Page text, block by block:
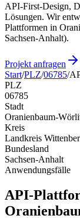
API-First-Design,
Lösungen. Wir
Plattformen in
Sachsen-Anhalt).
Projekt anfragen
Start/PLZ/06785/
PLZ
06785
Stadt
Oranienbaum-
Kreis
Landkreis
Bundesland
Sachsen-Anhalt
Anwendungsfälle
API-